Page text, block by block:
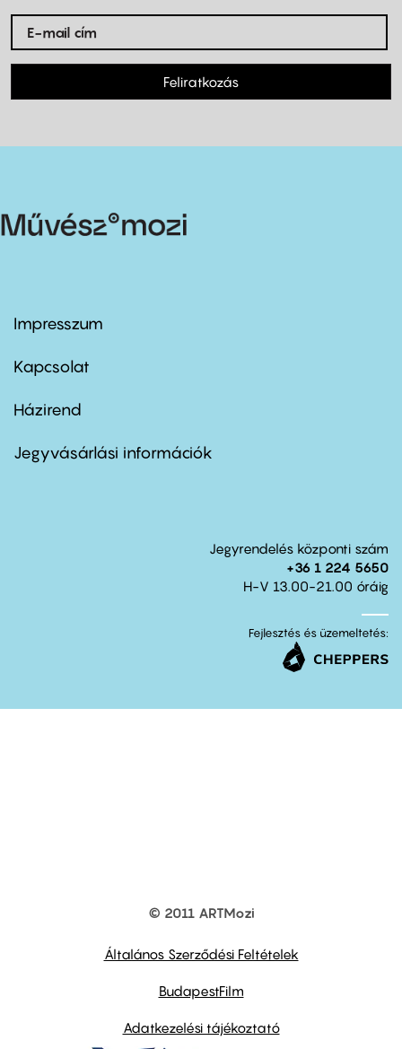
Feliratkozás
Footer
first
Impresszum
Kapcsolat
Footer
second
Házirend
Jegyvásárlási információk
Jegyrendelés központi szám
+36 1 224 5650
H-V 13.00-21.00 óráig
Fejlesztés és üzemeltetés:
© 2011 ARTMozi
Általános Szerződési Feltételek
BudapestFilm
Adatkezelési tájékoztató